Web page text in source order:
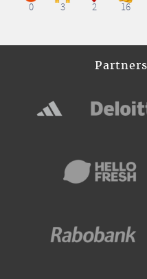
0 3 2 16